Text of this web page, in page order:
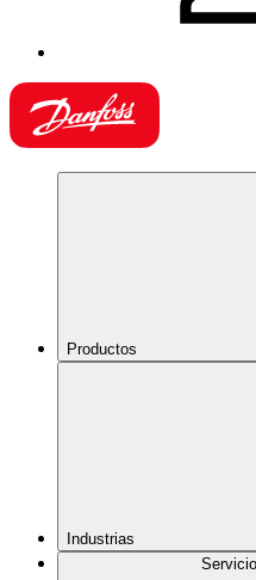
Productos
Industrias